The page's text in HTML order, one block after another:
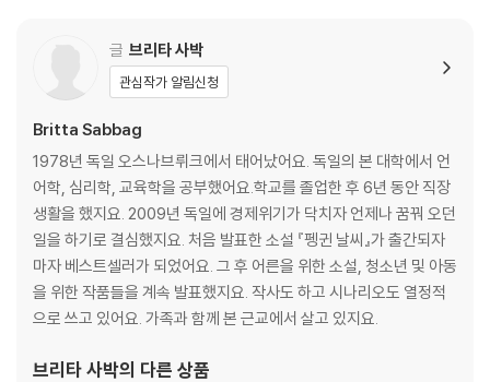
글 브리타 사박
관심작가 알림신청
Britta Sabbag
1978년 독일 오스나브뤼크에서 태어났어요. 독일의 본 대학에서 언
어학, 심리학, 교육학을 공부했어요.학교를 졸업한 후 6년 동안 직장
생활을 했지요. 2009년 독일에 경제위기가 닥치자 언제나 꿈꿔 오던
일을 하기로 결심했지요. 처음 발표한 소설 『펭귄 날씨』가 출간되자
마자 베스트셀러가 되었어요. 그 후 어른을 위한 소설, 청소년 및 아동
을 위한 작품들을 계속 발표했지요. 작사도 하고 시나리오도 열정적
으로 쓰고 있어요. 가족과 함께 본 근교에서 살고 있지요.
브리타 사박의 다른 상품